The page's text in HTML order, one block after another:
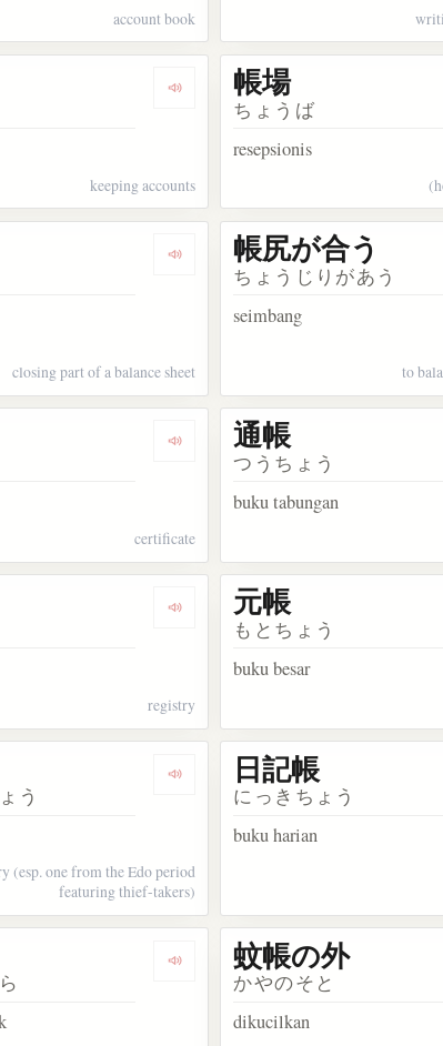
account book
Dengarkan kosakata 帳合
keeping accounts
帳場
ちょうば
resepsionis
格子 Dengarkan kosakata 帳尻
closing part of a balance sheet
帳尻が合う
ちょうじりがあう
seimbang
to
Dengarkan kosakata 手帳
certificate
通帳
つうちょう
buku tabungan
Dengarkan kosakata 記帳
registry
元帳
もとちょう
buku besar
手帳 Dengarkan kosakata 捕物帳
う
(esp. one from the Edo period
featuring thief-takers)
日記帳
にっきちょう
buku harian
面 Dengarkan kosakata 一張羅
蚊帳の外
かやのそと
dikucilkan